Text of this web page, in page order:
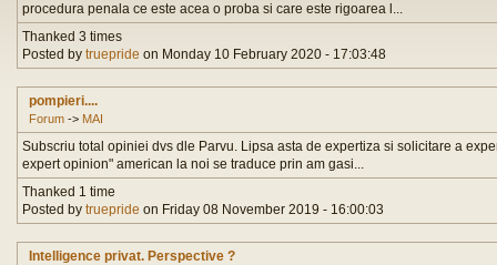
procedura penala ce este acea o proba si care este rigoarea l...
Thanked 3 times
Posted by truepride on Monday 10 February 2020 - 17:03:48
pompieri....
Forum -> MAI
Subscriu total opiniei dvs dle Parvu. Lipsa asta de expertiza si solicitare a
expert opinion" american la noi se traduce prin am gasi...
Thanked 1 time
Posted by truepride on Friday 08 November 2019 - 16:00:03
Intelligence privat. Perspective ?